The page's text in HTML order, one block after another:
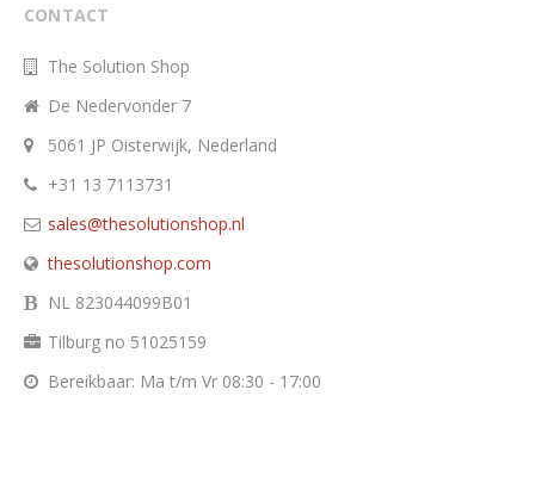
CONTACT
The Solution Shop
De Nedervonder 7
5061 JP Oisterwijk, Nederland
+31 13 7113731
sales@thesolutionshop.nl
thesolutionshop.com
NL 823044099B01
Tilburg no 51025159
Bereikbaar: Ma t/m Vr 08:30 - 17:00